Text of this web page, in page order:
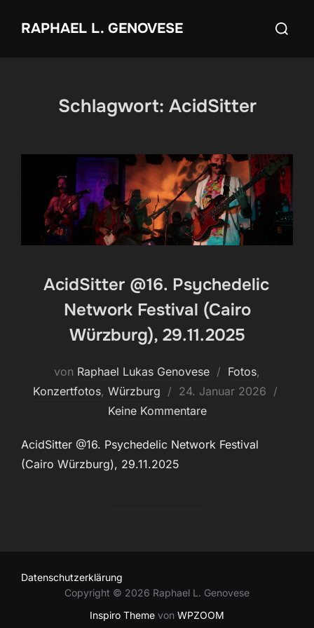
InhaltRAPHAEL L. GENOVESE
Suchen
Schlagwort: AcidSitter
AcidSitter @16. Psychedelic
Network Festival (Cairo
Würzburg), 29.11.2025
von Raphael Lukas Genovese Fotos,
Konzertfotos, Würzburg
Veröffentlicht
am
24. Januar 2026
Keine Kommentare
AcidSitter @16. Psychedelic Network Festival
(Cairo Würzburg), 29.11.2025
Datenschutzerklärung
Copyright © 2026 Raphael L. Genovese
Inspiro Theme von WPZOOM